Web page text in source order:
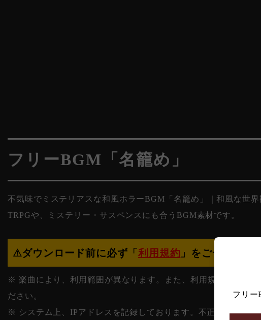
フリーBGM「名籠め」
不気味でミステリアスな和風ホラーBGM「名籠め」｜和風な世
TRPGや、ミステリー・サスペンスにも合うBGM素材です。
⚠︎ダウンロード前に必ず「利用規約 」をご一読くだ
※ 楽曲により、利用範囲が異なります。また、利用規約は定期的
ださい。
※ システム上、IPアドレスを記録しております。不正ダウンロ
フリー